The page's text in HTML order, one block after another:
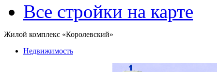
Все стройки на карте
Жилой комплекс «Королевский»
Недвижимость